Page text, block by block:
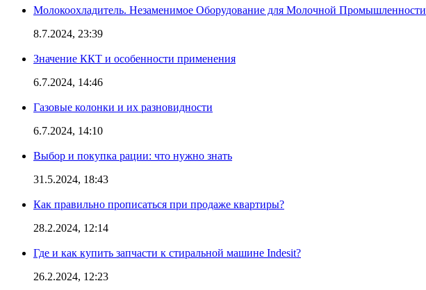
Молокоохладитель. Незаменимое Оборудование для Молочной Промышленности
8.7.2024, 23:39
Значение ККТ и особенности применения
6.7.2024, 14:46
Газовые колонки и их разновидности
6.7.2024, 14:10
Выбор и покупка рации: что нужно знать
31.5.2024, 18:43
Как правильно прописаться при продаже квартиры?
28.2.2024, 12:14
Где и как купить запчасти к стиральной машине Indesit?
26.2.2024, 12:23